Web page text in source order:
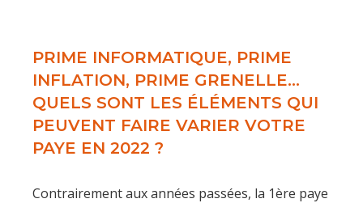
PRIME INFORMATIQUE, PRIME
INFLATION, PRIME GRENELLE…
QUELS SONT LES ÉLÉMENTS QUI
PEUVENT FAIRE VARIER VOTRE
PAYE EN 2022 ?
Contrairement aux années passées, la 1ère paye